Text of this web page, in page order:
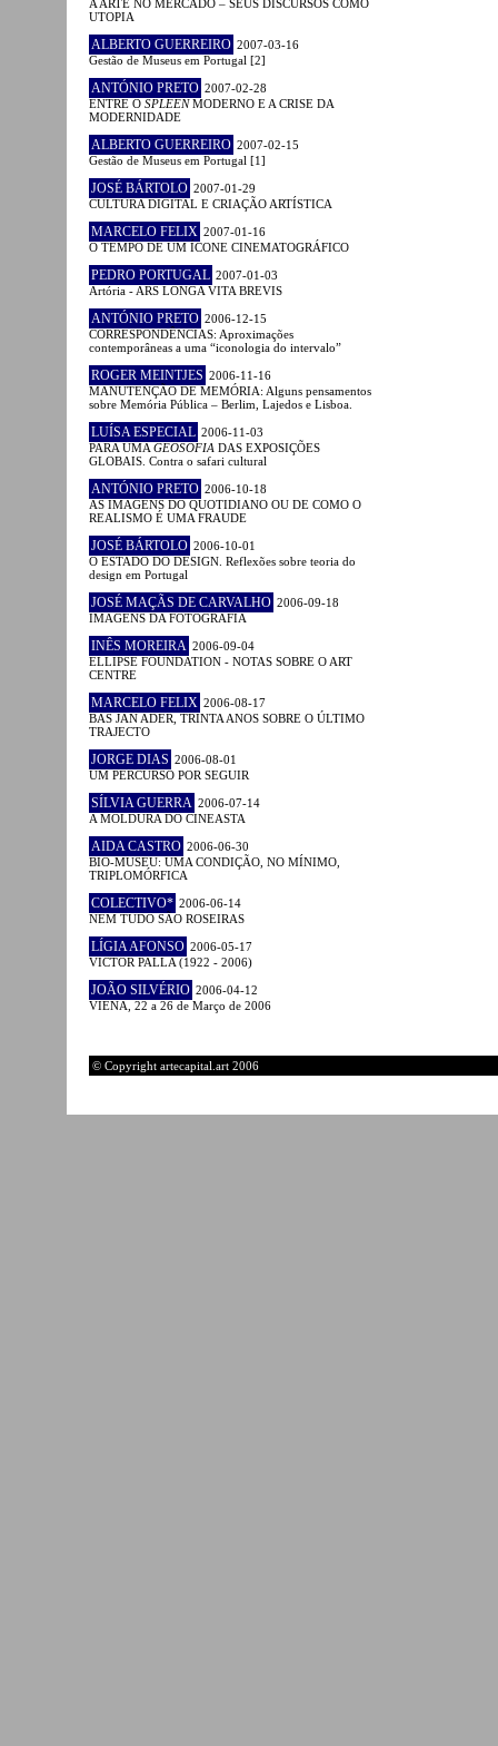
A ARTE NO MERCADO – SEUS DISCURSOS COMO
UTOPIA
ALBERTO GUERREIRO 2007-03-16
Gestão de Museus em Portugal [2]
ANTÓNIO PRETO 2007-02-28
ENTRE O SPLEENMODERNO E A CRISE DA
MODERNIDADE
ALBERTO GUERREIRO 2007-02-15
Gestão de Museus em Portugal [1]
JOSÉ BÁRTOLO 2007-01-29
CULTURA DIGITAL E CRIAÇÃO ARTÍSTICA
MARCELO FELIX 2007-01-16
O TEMPO DE UM ÍCONE CINEMATOGRÁFICO
PEDRO PORTUGAL 2007-01-03
Artória - ARS LONGA VITA BREVIS
ANTÓNIO PRETO 2006-12-15
CORRESPONDÊNCIAS: Aproximações
contemporâneas a uma “iconologia do intervalo”
ROGER MEINTJES 2006-11-16
MANUTENÇÃO DE MEMÓRIA: Alguns pensamentos
sobre Memória Pública – Berlim, Lajedos e Lisboa.
LUÍSA ESPECIAL 2006-11-03
PARA UMA GEOSOFIA DAS EXPOSIÇÕES
GLOBAIS. Contra o safari cultural
ANTÓNIO PRETO 2006-10-18
AS IMAGENS DO QUOTIDIANO OU DE COMO O
REALISMO É UMA FRAUDE
JOSÉ BÁRTOLO 2006-10-01
O ESTADO DO DESIGN. Reflexões sobre teoria do
design em Portugal
JOSÉ MAÇÃS DE CARVALHO 2006-09-18
IMAGENS DA FOTOGRAFIA
INÊS MOREIRA 2006-09-04
ELLIPSE FOUNDATION - NOTAS SOBRE O ART
CENTRE
MARCELO FELIX 2006-08-17
BAS JAN ADER, TRINTA ANOS SOBRE O ÚLTIMO
TRAJECTO
JORGE DIAS 2006-08-01
UM PERCURSO POR SEGUIR
SÍLVIA GUERRA 2006-07-14
A MOLDURA DO CINEASTA
AIDA CASTRO 2006-06-30
BIO-MUSEU: UMA CONDIÇÃO, NO MÍNIMO,
TRIPLOMÓRFICA
COLECTIVO* 2006-06-14
NEM TUDO SÃO ROSEIRAS
LÍGIA AFONSO 2006-05-17
VICTOR PALLA (1922 - 2006)
JOÃO SILVÉRIO 2006-04-12
VIENA, 22 a 26 de Março de 2006
© Copyright artecapital.art 2006